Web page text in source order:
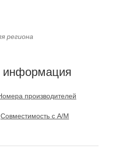
региона
информация
производителей
Совместимость с А/М